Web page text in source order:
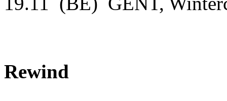
Rewind